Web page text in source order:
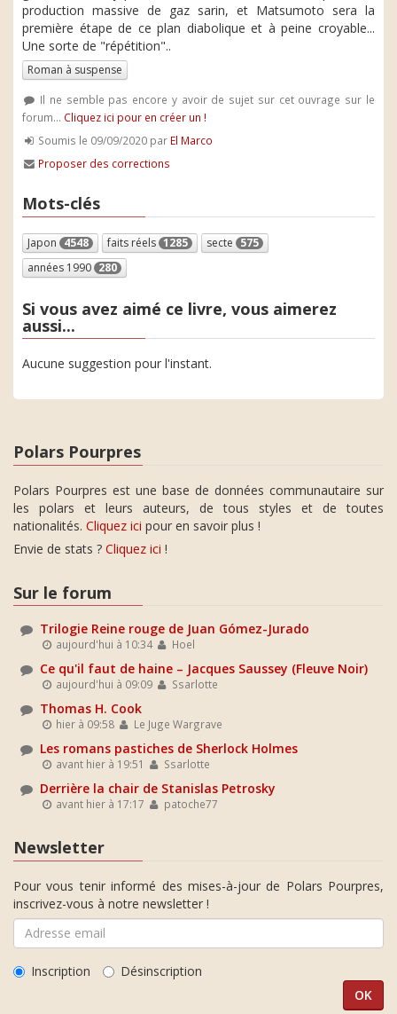
production massive de gaz sarin, et Matsumoto sera la
première étape de ce plan diabolique et à peine croyable...
Une sorte de "répétition"..
Roman à suspense
Il ne semble pas encore y avoir de sujet sur cet ouvrage sur le
forum... Cliquez ici pour en créer un !
Soumis le 09/09/2020 par El Marco
Proposer des corrections
Mots-clés
Japon 4548 faits réels 1285 secte 575
années 1990 280
Si vous avez aimé ce livre, vous aimerez
aussi...
Aucune suggestion pour l'instant.
Polars Pourpres
Polars Pourpres est une base de données communautaire sur
les polars et leurs auteurs, de tous styles et de toutes
nationalités. Cliquez ici pour en savoir plus !
Envie de stats ? Cliquez ici !
Sur le forum
Trilogie Reine rouge de Juan Gómez-Jurado
aujourd'hui à 10:34 Hoel
Ce qu'il faut de haine – Jacques Saussey (Fleuve Noir)
aujourd'hui à 09:09 Ssarlotte
Thomas H. Cook
hier à 09:58 Le Juge Wargrave
Les romans pastiches de Sherlock Holmes
avant hier à 19:51 Ssarlotte
Derrière la chair de Stanislas Petrosky
avant hier à 17:17 patoche77
Newsletter
Pour vous tenir informé des mises-à-jour de Polars Pourpres,
inscrivez-vous à notre newsletter !
Inscription Désinscription